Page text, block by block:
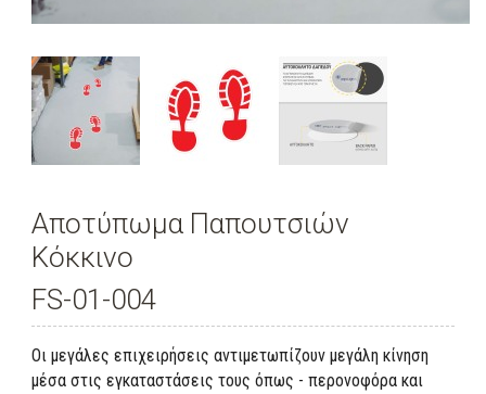
Αποτύπωμα Παπουτσιών
Κόκκινο
FS-01-004
Οι μεγάλες επιχειρήσεις αντιμετωπίζουν μεγάλη κίνηση
μέσα στις εγκαταστάσεις τους όπως - περονοφόρα και